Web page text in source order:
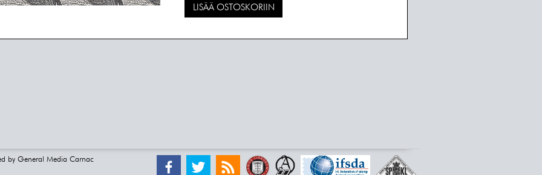
LISÄÄ OSTOSKORIIN
by General Media Carnac